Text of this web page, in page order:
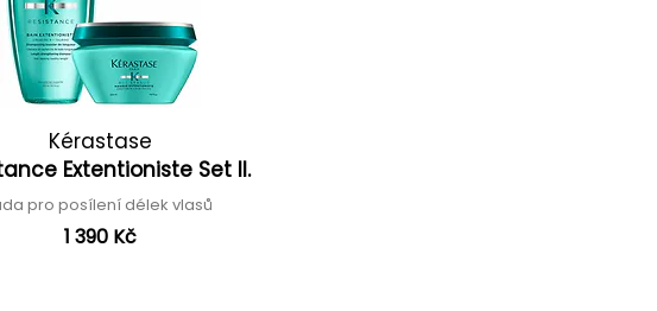
Kérastase
Extentioniste Set II.
pro posílení délek vlasů
1 390 Kč